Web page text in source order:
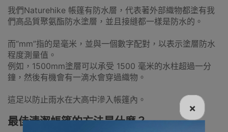
×
我們Naturehike 帳篷有防水層，代表著外部織物都塗有我
們高品質聚氨酯防水塗層，並且接縫都一樣是防水的。
而“mm”指的是毫米，並與一個數字配對，以表示塗層防水
程度測量值。
例如，1500mm塗層可以承受 1500 毫米的水柱超過一分
鐘，然後有機會有一滴水會穿過織物。
這足以防止雨水在大高中滲入帳篷內。
最佳清潔帳篷的方法是什麼？